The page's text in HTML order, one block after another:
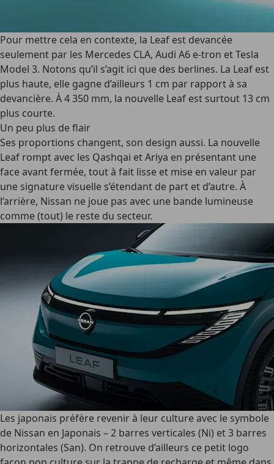
Pour mettre cela en contexte, la Leaf est devancée
seulement par les Mercedes CLA, Audi A6 e-tron et Tesla
Model 3. Notons qu’il s’agit ici que des berlines. La Leaf est
plus haute, elle gagne d’ailleurs 1 cm par rapport à sa
devancière. À 4 350 mm, la nouvelle Leaf est surtout 13 cm
plus courte.
Un peu plus deflair
Ses proportions changent, son design aussi. La nouvelle
Leaf rompt avec les Qashqai et Ariya en présentant une
face avant fermée, tout à fait lisse et mise en valeur par
une signature visuelle s’étendant de part et d’autre. À
l’arrière, Nissan ne joue pas avec une bande lumineuse
comme (tout) le reste du secteur.
Les japonais préfère revenir à leur culture avec le symbole
de Nissan en Japonais – 2 barres verticales (Ni) et 3 barres
horizontales (San). On retrouve d’ailleurs ce petit logo